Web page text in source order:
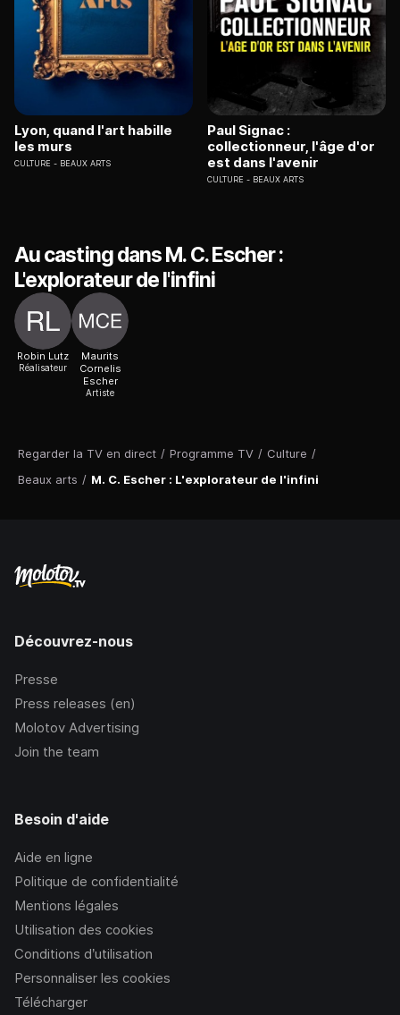
Regarder la TV en direct / Programme TV / Culture /
Beaux arts / M. C. Escher : L'explorateur de l'infini
Lyon, quand l'art habille
les murs
CULTURE BEAUX ARTS
Paul Signac :
collectionneur, l'âge d'or
est dans l'avenir
CULTURE BEAUX ARTS
Au casting dans M. C. Escher :
L'explorateur de l'infini
Robin Lutz
Réalisateur
Maurits
Cornelis
Escher
Artiste
Découvrez-nous
Presse
Press releases (en)
Molotov Advertising
Join the team
Besoin d'aide
Aide en ligne
Politique de confidentialité
Mentions légales
Utilisation des cookies
Conditions d’utilisation
Personnaliser les cookies
Télécharger